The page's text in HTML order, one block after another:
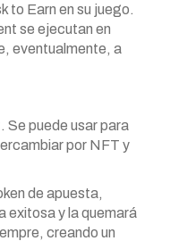
to Earn en su juego.
se ejecutan en
eventualmente, a
Se puede usar para
por NFT y
de apuesta,
exitosa y la quemará
creando un